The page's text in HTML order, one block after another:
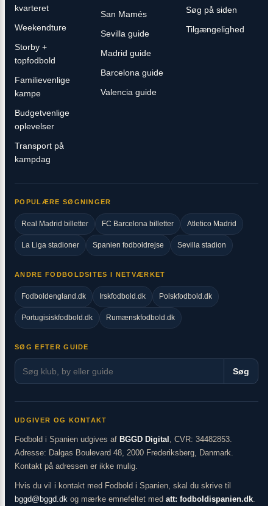
kvarteret
Weekendture
Storby +
topfodbold
Familievenlige
kampe
Budgetvenlige
oplevelser
Transport på
kampdag
San Mamés
Sevilla guide
Madrid guide
Barcelona guide
Valencia guide
Søg på siden
Tilgængelighed
POPULÆRE SØGNINGER
Real Madrid billetter FC Barcelona billetter Atletico Madrid
La Liga stadioner Spanien fodboldrejse Sevilla stadion
ANDRE FODBOLDSITES I NETVÆRKET
Fodboldengland.dk Irskfodbold.dk Polskfodbold.dk
Portugisiskfodbold.dk Rumænskfodbold.dk
SØG EFTER GUIDE
Søg
UDGIVER OG KONTAKT
Fodbold i Spanien udgives af BGGD Digital
, CVR: 34482853.
Adresse: Dalgas Boulevard 48, 2000 Frederiksberg, Danmark.
Kontakt på adressen er ikke mulig.
Hvis du vil i kontakt med Fodbold i Spanien, skal du skrive til
bggd@bggd.dk og mærke emnefeltet med att: fodboldispanien.dk